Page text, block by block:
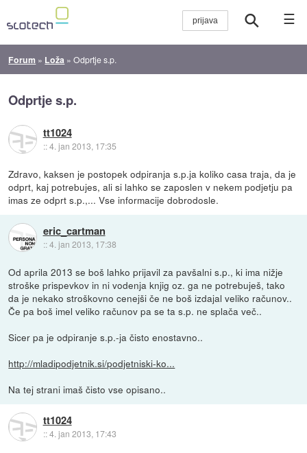
☰
Forum » Loža »Odprtje s.p.
Odprtje s.p.
tt1024
::4. jan 2013, 17:35
Zdravo, kaksen je postopek odpiranja s.p.ja koliko casa traja, da je
odprt, kaj potrebujes, ali si lahko se zaposlen v nekem podjetju pa
imas ze odprt s.p.,... Vse informacije dobrodosle.
eric_cartman
::4. jan 2013, 17:38
Od aprila 2013 se boš lahko prijavil za pavšalni s.p., ki ima nižje
stroške prispevkov in ni vodenja knjig oz. ga ne potrebuješ, tako
da je nekako stroškovno cenejši če ne boš izdajal veliko računov..
Če pa boš imel veliko računov pa se ta s.p. ne splača več..
Sicer pa je odpiranje s.p.-ja čisto enostavno..
http://mladipodjetnik.si/podjetniski-ko...
Na tej strani imaš čisto vse opisano..
tt1024
::4. jan 2013, 17:43